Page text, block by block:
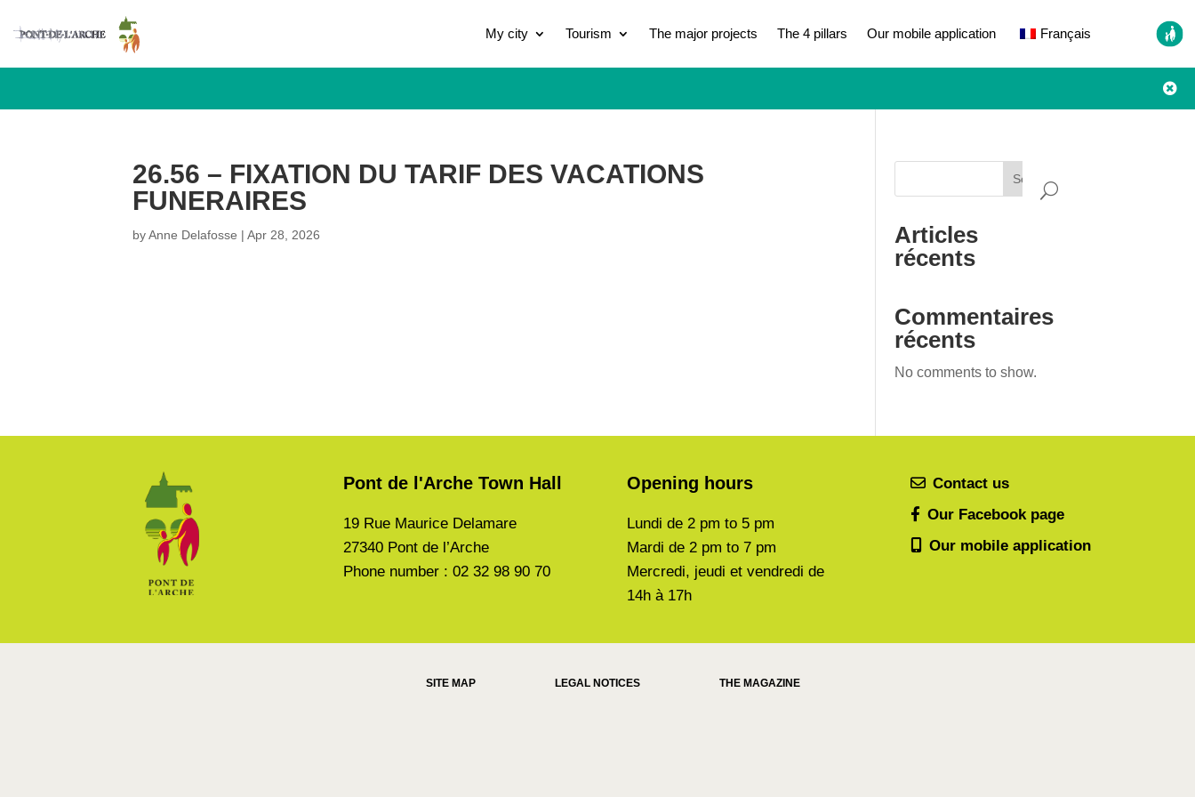
My city Tourism The major projects The 4 pillars Our mobile application Français

26.56 – FIXATION DU TARIF DES VACATIONS
FUNERAIRES
byAnne Delafosse |Apr 28, 2026
Search
Articles
récents
Commentaires
récents
No comments to show.
Pont de l'Arche Town Hall
19 Rue Maurice Delamare
27340 Pont de l’Arche
Phone number : 02 32 98 90 70
Opening hours
Lundi de2 pm to 5 pm
Mardi de2 pm to 7 pm
Mercredi, jeudi et vendredi de
14h à 17h
Contact us
Our Facebook page
Our mobile application
SITE MAP LEGAL NOTICES THE MAGAZINE